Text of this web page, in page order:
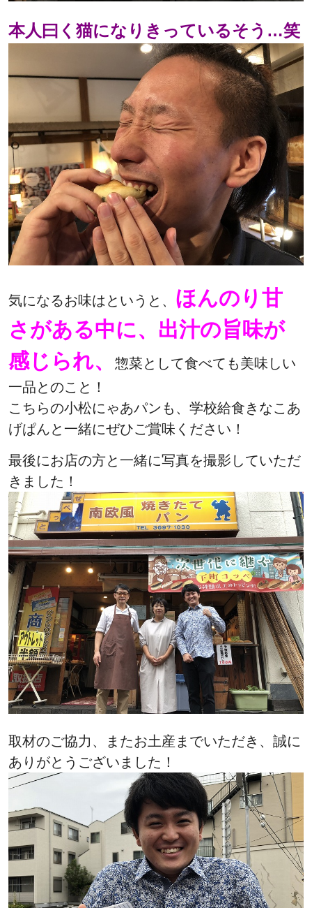
本人曰く猫になりきっているそう…笑
気になるお味はというと、 ほんのり甘
さがある中に、出汁の旨味が
感じられ、
惣菜として食べても美味しい
一品とのこと！
こちらの小松にゃあパンも、学校給食きなこあ
げぱんと一緒にぜひご賞味ください！
最後にお店の方と一緒に写真を撮影していただ
きました！
取材のご協力、またお土産までいただき、誠に
ありがとうございました！